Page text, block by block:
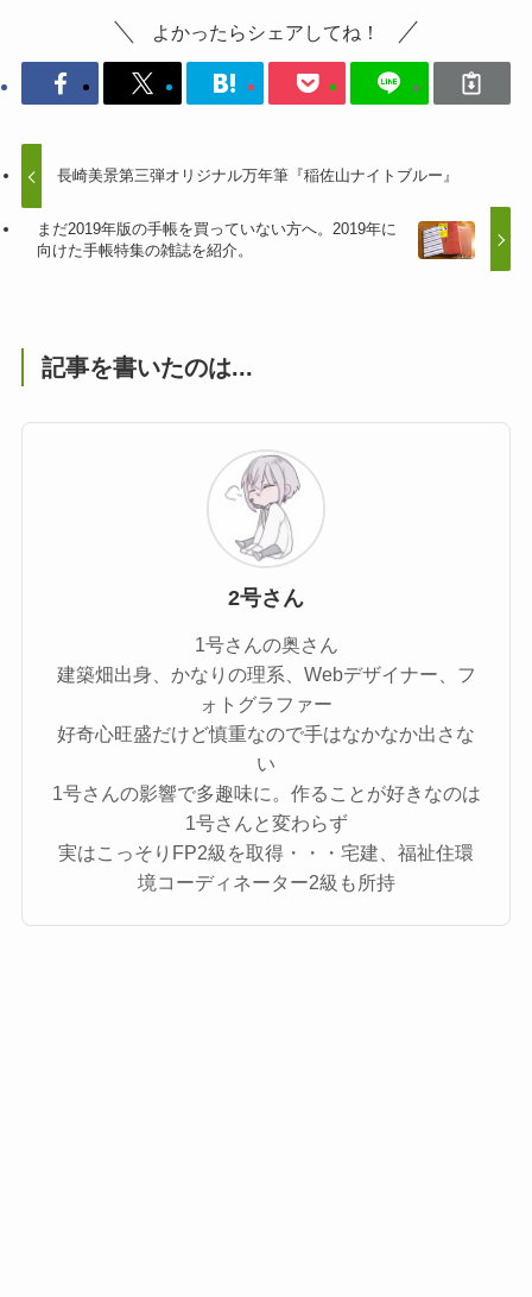
よかったらシェアしてね！
長崎美景第三弾オリジナル万年筆『稲佐山ナイトブルー』
まだ2019年版の手帳を買っていない方へ。2019年に
向けた手帳特集の雑誌を紹介。
記事を書いたのは...
2号さん
1号さんの奥さん
建築畑出身、かなりの理系、Webデザイナー、フ
ォトグラファー
好奇心旺盛だけど慎重なので手はなかなか出さな
い
1号さんの影響で多趣味に。作ることが好きなのは
1号さんと変わらず
実はこっそりFP2級を取得・・・宅建、福祉住環
境コーディネーター2級も所持